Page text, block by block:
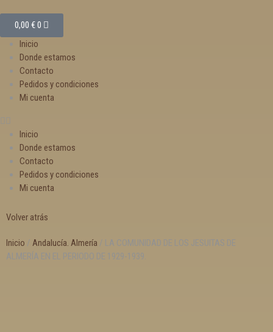
0,00 €0
Inicio
Donde estamos
Contacto
Pedidos y condiciones
Mi cuenta
Inicio
Donde estamos
Contacto
Pedidos y condiciones
Mi cuenta
Volver atrás
Inicio / Andalucía. Almería / LA COMUNIDAD DE LOS JESUITAS DE
ALMERÍA EN EL PERIODO DE 1929-1939.